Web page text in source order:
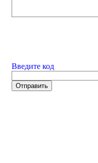
Введите код